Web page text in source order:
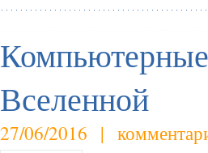
Вселенной
27/06/2016 |